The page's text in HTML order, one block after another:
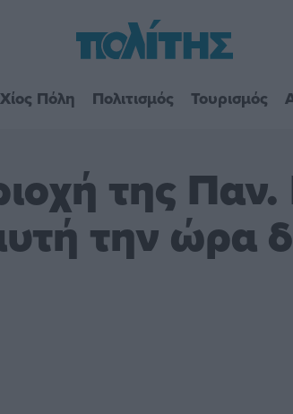
Χίος Πόλη Πολιτισμός Τουρισμός
της Παν.
την ώρα